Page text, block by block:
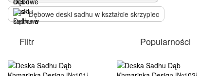
Dębowe deski sadhu w kształcie skrzypiec
Filtr Popularności